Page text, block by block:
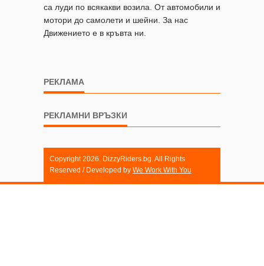
са луди по всякакви возила. От автомобили и
мотори до самолети и шейни. За нас
Движението е в кръвта ни.
РЕКЛАМА
РЕКЛАМНИ ВРЪЗКИ
Copyright 2026. DizzyRiders.bg. All Rights
Reserved / Developed by We Work With You